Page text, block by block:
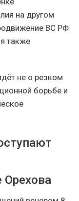
на другом
ВС РФ
также
не о резком
борьбе и
Орехова